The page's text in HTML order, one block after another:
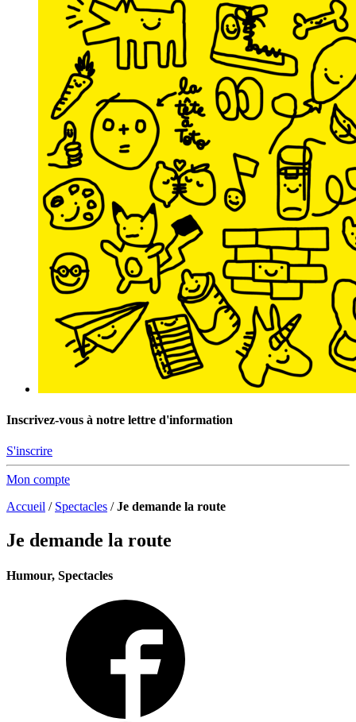
Inscrivez-vous à notre lettre d'information
S'inscrire
Mon compte
Accueil / Spectacles /Je demande la route
Je demande la route
Humour, Spectacles